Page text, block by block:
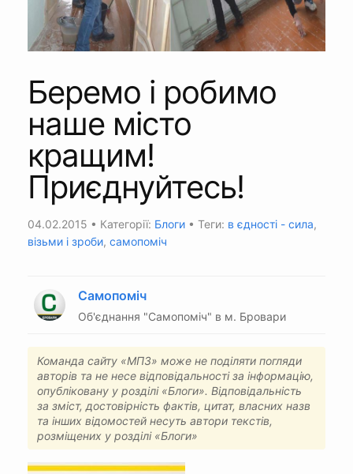
Беремо і робимо
наше місто
кращим!
Приєднуйтесь!
04.02.2015 • Категорії: Блоги • Теги: в єдності - сила,
візьми і зроби, самопоміч
Самопоміч
Об'єднання "Самопоміч" в м. Бровари
Команда сайту «МПЗ» може не поділяти погляди
авторів та не несе відповідальності за інформацію,
опубліковану у розділі «Блоги». Відповідальність
за зміст, достовірність фактів, цитат, власних назв
та інших відомостей несуть автори текстів,
розміщених у розділі «Блоги»